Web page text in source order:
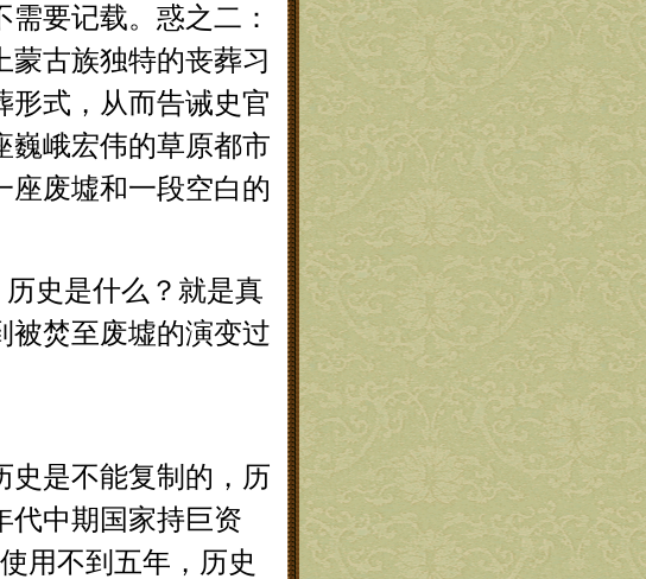
要记载。惑之二：
蒙古族独特的丧葬习
形式，从而告诫史官
巍峨宏伟的草原都市
座废墟和一段空白的
史是什么？就是真
被焚至废墟的演变过
是不能复制的，历
代中期国家持巨资
用不到五年，历史